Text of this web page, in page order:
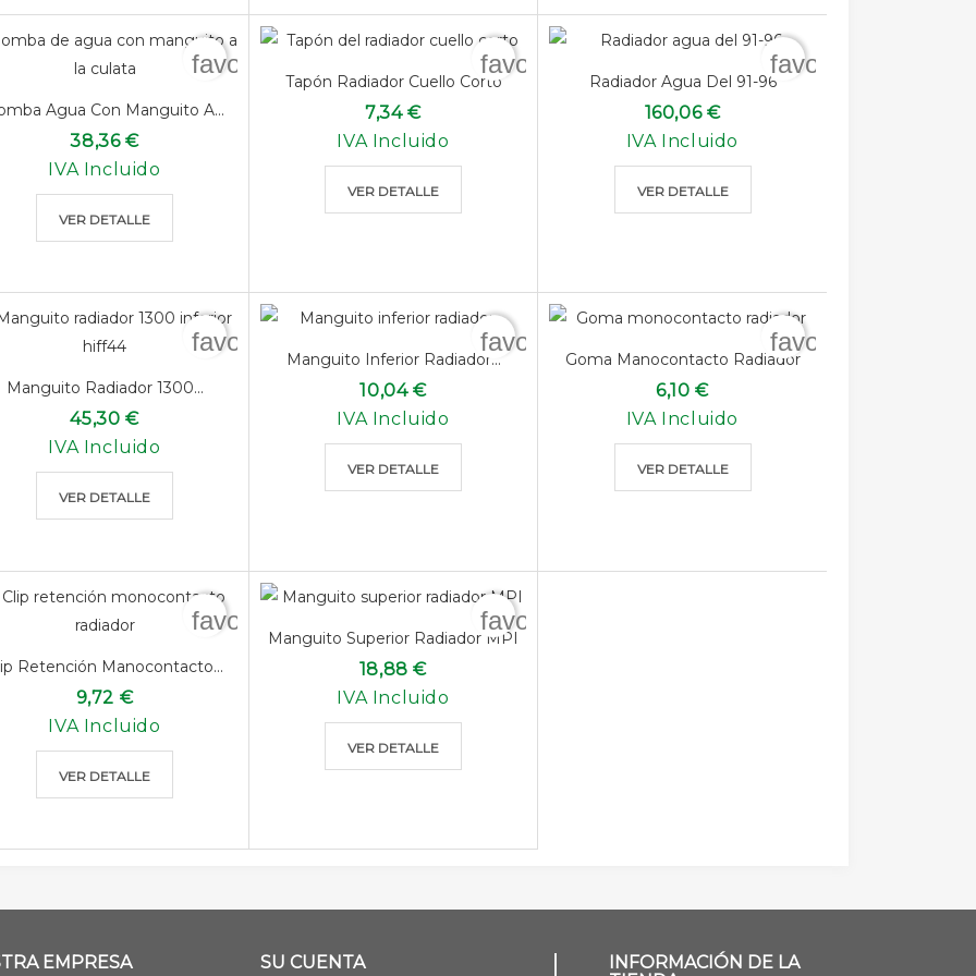
Agua Con Manguito A...
38,36 €
IVA Incluido
VER DETALLE
favorite_border
Tapón Radiador Cuello Corto
7,34 €
IVA Incluido
VER DETALLE
favorite_border
Radiador Agua Del 91-96
160,06 €
IVA Incluido
VER DETALLE
favorite_border
Manguito Radiador 1300...
45,30 €
IVA Incluido
VER DETALLE
favorite_border
Manguito Inferior Radiador...
10,04 €
IVA Incluido
VER DETALLE
favorite_border
Goma Manocontacto Radiador
6,10 €
IVA Incluido
VER DETALLE
favorite_border
Retención Manocontacto...
9,72 €
IVA Incluido
VER DETALLE
favorite_border
Manguito Superior Radiador MPI
18,88 €
IVA Incluido
VER DETALLE
favorite_border
EMPRESA SU CUENTA
INFORMACIÓN DE LA